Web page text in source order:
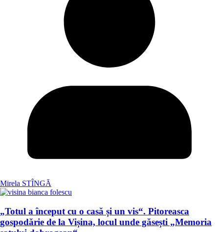
Mirela STÎNGĂ
„Totul a început cu o casă și un vis“. Pitoreasca
gospodărie de la Vișina, locul unde găsești „Memoria